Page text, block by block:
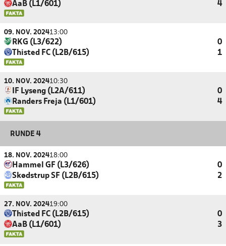
AaB (L1/601)
4
09. NOV. 202413:00
RKG (L3/622)
0
Thisted FC (L2B/615)
1
10. NOV. 202410:30
IF Lyseng (L2A/611)
0
Randers Freja (L1/601)
4
RUNDE 4
18. NOV. 202418:00
Hammel GF (L3/626)
0
Skødstrup SF (L2B/615)
2
27. NOV. 202419:00
Thisted FC (L2B/615)
0
AaB (L1/601)
3